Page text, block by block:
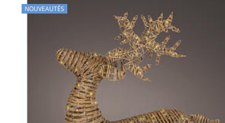
NOUVEAUTÉS